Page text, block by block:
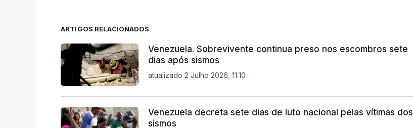
ARTIGOS RELACIONADOS
Venezuela. Sobrevivente continua preso nos escombros sete
dias após sismos
atualizado 2 Julho 2026, 11:10
Venezuela decreta sete dias de luto nacional pelas vítimas dos
sismos